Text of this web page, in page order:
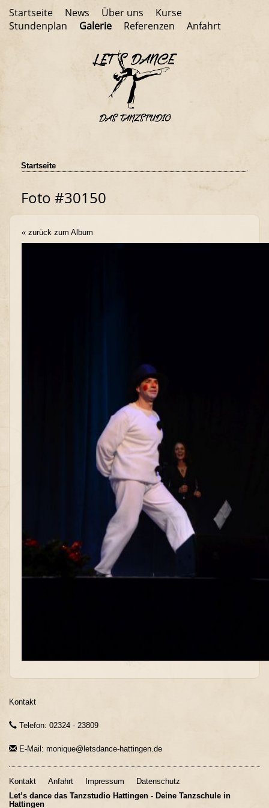
Startseite News Über uns
Kurse
Stundenplan
Galerie Referenzen Anfahrt
Startseite
Foto #30150
« zurück zum Album
Kontakt
Telefon: 02324 - 23809
E-Mail: monique@letsdance-hattingen.de
Kontakt Anfahrt Impressum
Datenschutz
Let’s dance das Tanzstudio Hattingen - Deine Tanzschule in
Hattingen